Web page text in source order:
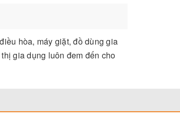
hòa, máy giặt, đồ dùng gia
gia dụng luôn đem đến cho